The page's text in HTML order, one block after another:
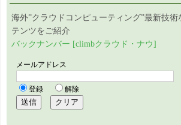
海外”クラウドコンピューティング”最新技
テンツをご紹介
バックナンバー [climbクラウド・ナウ]